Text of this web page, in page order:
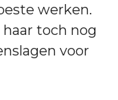
werken.
toch nog
voor